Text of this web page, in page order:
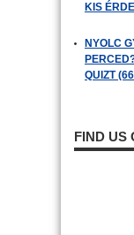
KIS
NYOLC
QUIZT
FIND US